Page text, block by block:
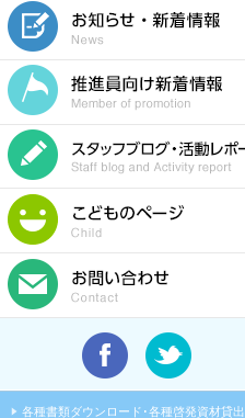
各種書類ダウンロード･各種啓発資材貸出